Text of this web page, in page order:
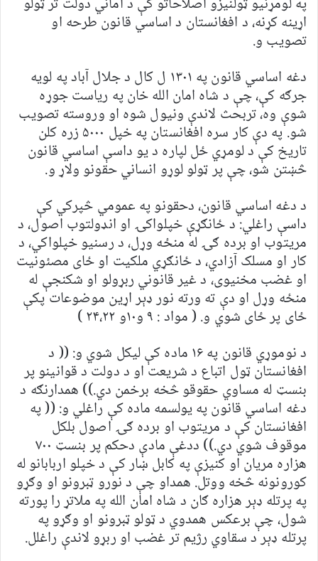
اړينه کړنه، د افغانستان د اساسي قانون طرحه او
تصويب و.
دغه اساسي قانون په ۱۳۰۱ ل کال د جلال آباد په لويه
جرګه کې، چې د شاه امان الله خان په رياست جوړه
شوې وه، تربحث لاندې ونيول شوه او وروسته تصويب
شو. په دې کار سره افغانستان په خپل ۵۰۰۰ زره کلن
تاريخ کې د لومړي ځل لپاره د يو داسې اساسي قانون
څښتن شو، چې پر ټولو لوړو انساني حقونو ولاړ و.
د دغه اساسي قانون، دحقونو په عمومي څپرکي کې
داسې راغلي: د ځانګړې خپلواکۍ او انډولتوب اصول، د
مريتوب او برده ګۍ له منځه وړل، د رسنيو خپلواکي، د
کار او مسلک آزادي، د ځانګړي ملکيت او ځای مصئونيت
او غضب مخنيوی، د غير قانوني ربړولو او شکنجې له
منځه وړل او دې ته ورته نور ډېر اړين موضوعات پکې
ځای پر ځای شوي و. ( مواد : ۹ و۱۰و ۲۴،۲۲ )
د نوموړي قانون په ۱۶ ماده کې ليکل شوي و: (( د
افغانستان ټول اتباع د شريعت او د دولت د قوانينو پر
بنسټ له مساوي حقوقو څخه برخمن دي.)) همدارنګه د
دغه اساسي قانون په يولسمه ماده کې راغلي و: (( په
افغانستان کې د مريتوب او برده ګۍ اصول بلکل
موقوف شوي دي.)) ددغې مادې دحکم پر بنسټ ۷۰۰
هزاره مريان او کنيزې په کابل ښار کې د خپلو اربابانو له
کورونونه څخه ووتل. همداو چې د نورو ټبرونو او وګړو
په پرتله ډېر هزاره ګان د شاه امان الله په ملاتړ را پورته
شول، چې برعکس همدوي د ټولو ټبرونو او وګړو په
پرتله ډېر د سقاوي رژيم تر غضب او ربړو لاندې راغلل.